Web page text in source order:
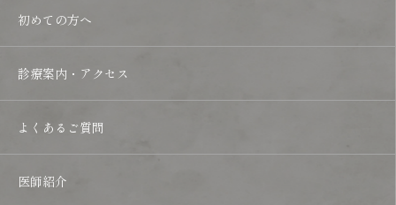
初めての方へ
診療案内・アクセス
よくあるご質問
医師紹介